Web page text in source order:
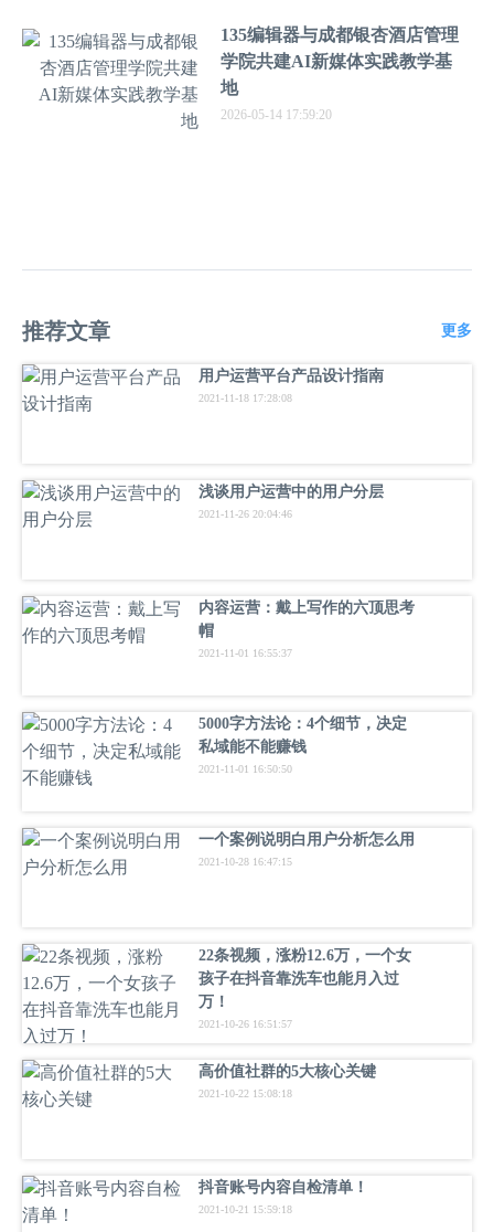
135编辑器与成都银杏酒店管理
学院共建AI新媒体实践教学基
地
2026-05-14 17:59:20
推荐文章 更多
用户运营平台产品设计指南
2021-11-18 17:28:08
浅谈用户运营中的用户分层
2021-11-26 20:04:46
内容运营：戴上写作的六顶思考
帽
2021-11-01 16:55:37
5000字方法论：4个细节，决定
私域能不能赚钱
2021-11-01 16:50:50
一个案例说明白用户分析怎么用
2021-10-28 16:47:15
22条视频，涨粉12.6万，一个女
孩子在抖音靠洗车也能月入过
万！
2021-10-26 16:51:57
高价值社群的5大核心关键
2021-10-22 15:08:18
抖音账号内容自检清单！
2021-10-21 15:59:18